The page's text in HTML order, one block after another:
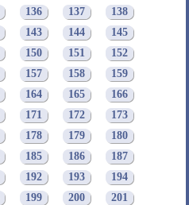
136 137
138
143 144
145
150 151
152
157 158
159
164 165
166
171 172
173
178 179
180
185 186
187
192 193
194
199 200
201